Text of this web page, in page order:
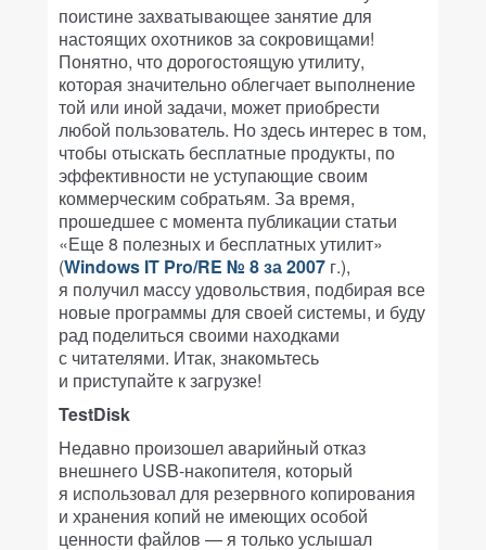
поистине захватывающее занятие для
настоящих охотников за сокровищами!
Понятно, что дорогостоящую утилиту,
которая значительно облегчает выполнение
той или иной задачи, может приобрести
любой пользователь. Но здесь интерес в том,
чтобы отыскать бесплатные продукты, по
эффективности не уступающие своим
коммерческим собратьям. За время,
прошедшее с момента публикации статьи
«Еще 8 полезных и бесплатных утилит»
(Windows IT Pro/RE № 8 за 2007 г.),
я получил массу удовольствия, подбирая все
новые программы для своей системы, и буду
рад поделиться своими находками
с читателями. Итак, знакомьтесь
и приступайте к загрузке!
TestDisk
Недавно произошел аварийный отказ
внешнего USB-накопителя, который
я использовал для резервного копирования
и хранения копий не имеющих особой
ценности файлов — я только услышал